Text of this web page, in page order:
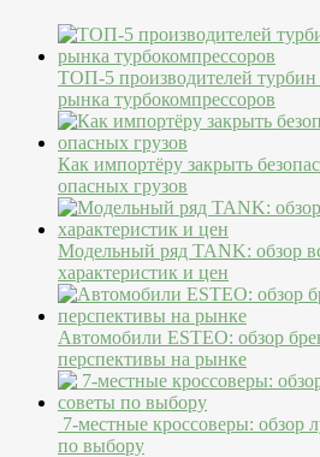
ТОП-5 производителей турбин
рынка турбокомпрессоров
Как импортёру закрыть
опасных грузов
Модельный ряд TANK: обзор
характеристик и цен
Автомобили ESTEO: обзор
перспективы на рынке
7-местные кроссоверы: обзор
по выбору